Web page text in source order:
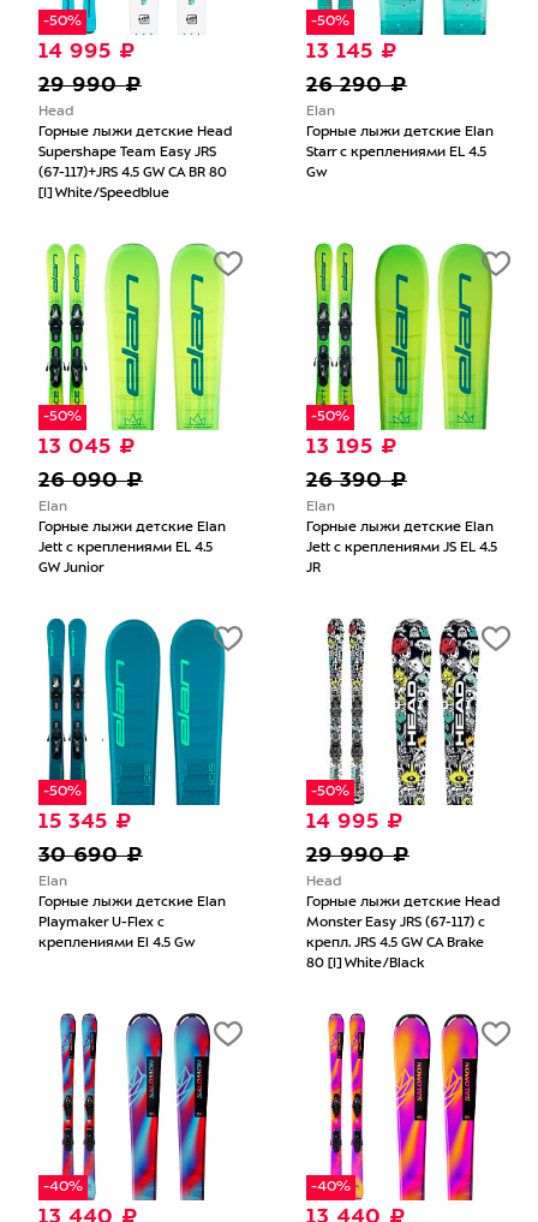
-50%
14 995 ₽
29 990 ₽
Head
Горные лыжи детские Head
Supershape Team Easy JRS
(67-117)+JRS 4.5 GW CA BR 80
[I] White/Speedblue
-50%
13 145 ₽
26 290 ₽
Elan
Горные лыжи детские Elan
Starr с креплениями EL 4.5
Gw
-50%
13 045 ₽
26 090 ₽
Elan
Горные лыжи детские Elan
Jett с креплениями EL 4.5
GW Junior
-50%
13 195 ₽
26 390 ₽
Elan
Горные лыжи детские Elan
Jett с креплениями JS EL 4.5
JR
-50%
15 345 ₽
30 690 ₽
Elan
Горные лыжи детские Elan
Playmaker U-Flex с
креплениями El 4.5 Gw
-50%
14 995 ₽
29 990 ₽
Head
Горные лыжи детские Head
Monster Easy JRS (67-117) с
крепл. JRS 4.5 GW CA Brake
80 [I] White/Black
-40%
13 440 ₽
-40%
13 440 ₽